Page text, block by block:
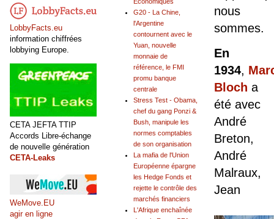
nous
sommes.
En
1934,
Bloch a
été avec
André
Breton,
André
Malraux,
Jean
G20 - La Chine,
l'Argentine
contournent avec le
Yuan, nouvelle
monnaie de
référence, le FMI
promu banque
centrale
Stress Test - Obama,
chef du gang Ponzi &
Bush, manipule les
normes comptables
de son organisation
La mafia de l'Union
Européenne épargne
les Hedge Fonds et
rejette le contrôle des
marchés financiers
L'Afrique enchaînée
LobbyFacts.eu
information chiffrées
lobbying Europe.
CETA JEFTA TTIP
Accords Libre-échange
de nouvelle génération
CETA-Leaks
WeMove.EU
agir en ligne